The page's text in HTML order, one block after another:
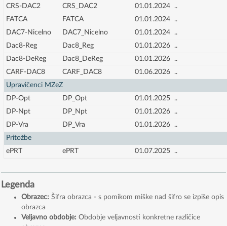
CRS-DAC2
CRS_DAC2 01.01.2024
..
FATCA
FATCA 01.01.2024
..
DAC7-Nicelno
DAC7_Nicelno 01.01.2024
..
Dac8-Reg
Dac8_Reg 01.01.2026
..
Dac8-DeReg
Dac8_DeReg 01.01.2026
..
CARF-DAC8
CARF_DAC8 01.06.2026
..
Upravičenci MZeZ
DP-Opt
DP_Opt 01.01.2025
..
DP-Npt
DP_Npt 01.01.2026
..
DP-Vra
DP_Vra 01.01.2026
..
Pritožbe
ePRT
ePRT 01.07.2025 ..
Legenda
Obrazec: Šifra obrazca - s pomikom miške nad šifro se izpiše opis
obrazca
Veljavno obdobje: Obdobje veljavnosti konkretne različice